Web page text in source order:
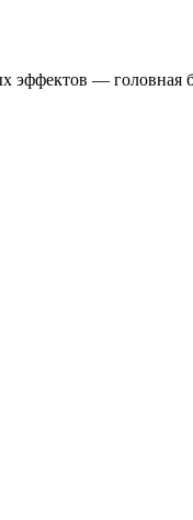
эффектов — головная